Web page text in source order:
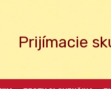
Prijímacie